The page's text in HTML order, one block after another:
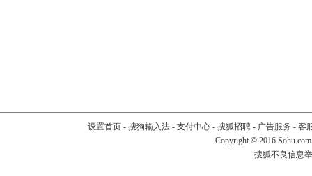
设置首页- 搜狗输入法- 支付中心- 搜狐招聘- 广告服务 - 客
Copyright © 2016
搜狐不良信息